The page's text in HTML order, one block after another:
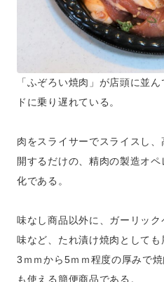
「ふぞろい焼肉」が店頭に並
ドに乗り遅れている。
肉をスライサーでスライスし
開するだけの、精肉の製造オ
化である。
味なし商品以外に、ガーリッ
味など、たれ漬け焼肉としても
3ｍｍから5ｍｍ程度の厚みで
も使える簡便商品である。